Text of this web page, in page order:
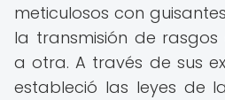
meticulosos con
la transmisión de
a otra. A través de sus
estableció las leyes de